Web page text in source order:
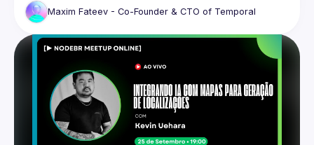
Maxim Fateev - Co-Founder & CTO of Temporal